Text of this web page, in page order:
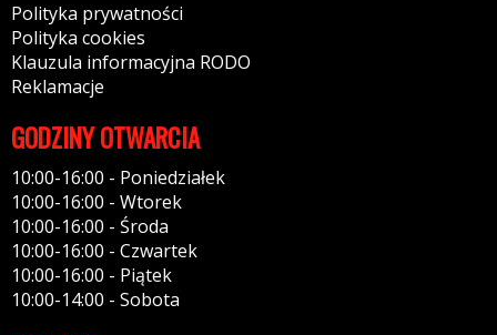
Polityka prywatności
Polityka cookies
Klauzula informacyjna RODO
Reklamacje
GODZINY OTWARCIA
10:00-16:00 - Poniedziałek
10:00-16:00 - Wtorek
10:00-16:00 - Środa
10:00-16:00 - Czwartek
10:00-16:00 - Piątek
10:00-14:00 - Sobota